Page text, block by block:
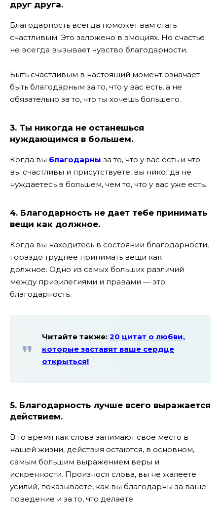
друг друга.
Благодарность всегда поможет вам стать
счастливым. Это заложено в эмоциях. Но счастье
не всегда вызывает чувство благодарности.
Быть счастливым в настоящий момент означает
быть благодарным за то, что у вас есть, а не
обязательно за то, что ты хочешь большего.
3. Ты никогда не останешься
нуждающимся в большем.
Когда вы благодарны за то, что у вас есть и что
вы счастливы и присутствуете, вы никогда не
нуждаетесь в большем, чем то, что у вас уже есть.
4. Благодарность не дает тебе принимать
вещи как должное.
Когда вы находитесь в состоянии благодарности,
гораздо труднее принимать вещи как
должное. Одно из самых больших различий
между привилегиями и правами — это
благодарность.
Читайте также: 20 цитат о любви,
которые заставят ваше сердце
открыться!
5. Благодарность лучше всего выражается
действием.
В то время как слова занимают свое место в
нашей жизни, действия остаются, в основном,
самым большим выражением веры и
искренности. Произнося слова, вы не жалеете
усилий, показываете, как вы благодарны за ваше
поведение и за то, что делаете.